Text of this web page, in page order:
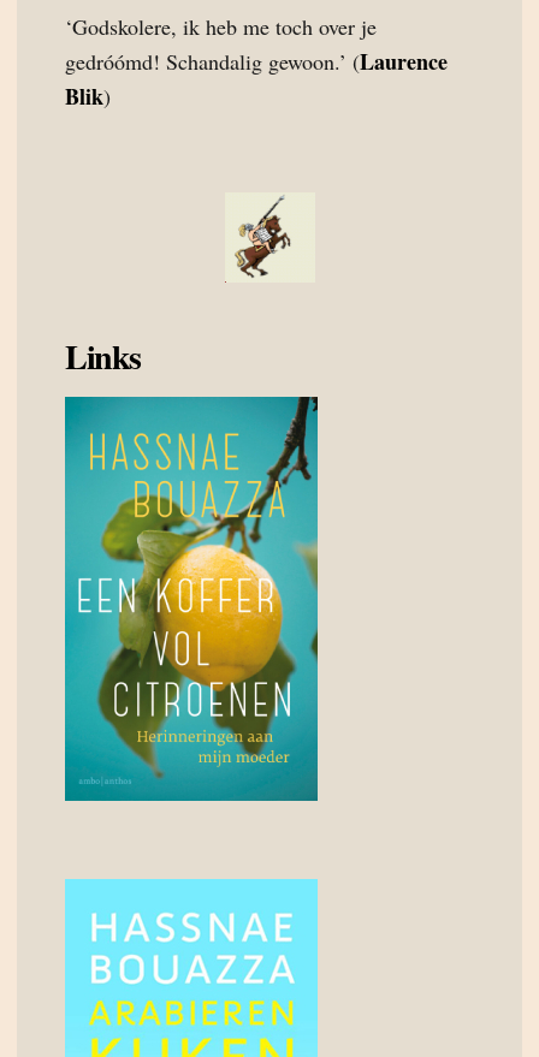
‘Godskolere, ik heb me toch over je
gedróómd! Schandalig gewoon.’ (Laurence
Blik)
Links